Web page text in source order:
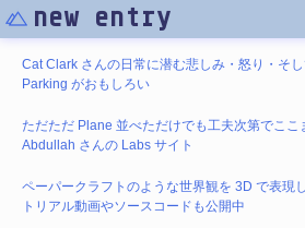
new entry
Cat Clark さんの日常に潜む悲しみ・怒り・そ
Parking がおもしろい
ただただ Plane 並べただけでも工夫次第でここ
Abdullah さんの Labs サイト
ペーパークラフトのような世界観を 3D で表現
トリアル動画やソースコードも公開中